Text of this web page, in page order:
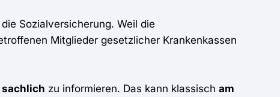
Sozialversicherung. Weil die
Mitglieder gesetzlicher Krankenkassen
zu informieren. Das kann klassisch am